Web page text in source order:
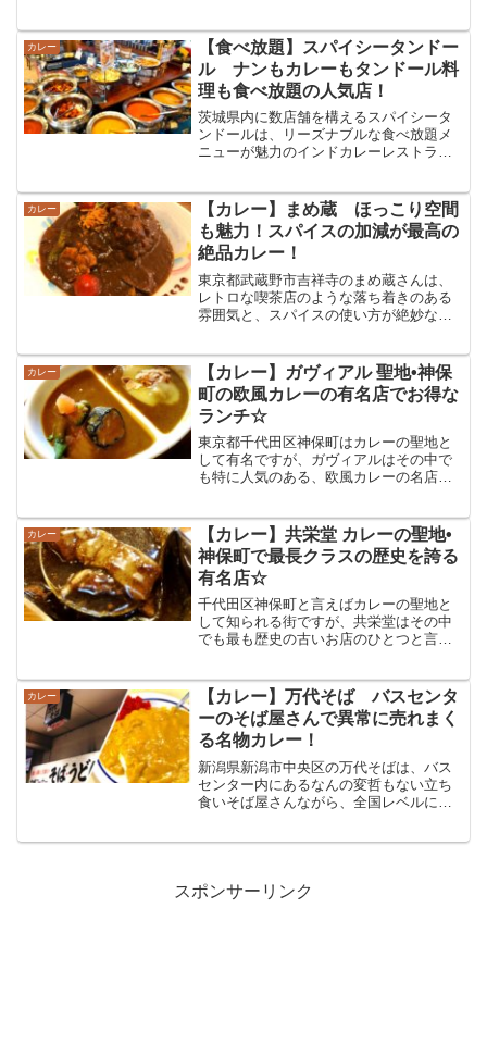
デカ盛りまで頂けるという柔軟性も大き
な魅力です！
カレー
【食べ放題】スパイシータンドー
ル ナンもカレーもタンドール料
理も食べ放題の人気店！
茨城県内に数店舗を構えるスパイシータ
ンドールは、リーズナブルな食べ放題メ
ニューが魅力のインドカレーレストラン
るタンドール料理も食べ放題で、大満足
の内容となっています☆
カレー
【カレー】まめ蔵 ほっこり空間
も魅力！スパイスの加減が最高の
絶品カレー！
東京都武蔵野市吉祥寺のまめ蔵さんは、
レトロな喫茶店のような落ち着きのある
雰囲気と、スパイスの使い方が絶妙な極
も奥深いカレーの味わいに魅了されます
☆
カレー
【カレー】ガヴィアル 聖地•神保
町の欧風カレーの有名店でお得な
ランチ☆
東京都千代田区神保町はカレーの聖地と
して有名ですが、ガヴィアルはその中で
も特に人気のある、欧風カレーの名店で
頂けるランチは特にオススメです！
カレー
【カレー】共栄堂 カレーの聖地•
神保町で最長クラスの歴史を誇る
有名店☆
千代田区神保町と言えばカレーの聖地と
して知られる街ですが、共栄堂はその中
でも最も歴史の古いお店のひとつと言わ
は心に染み入るような感動がありまし
た！
カレー
【カレー】万代そば バスセンタ
ーのそば屋さんで異常に売れまく
る名物カレー！
新潟県新潟市中央区の万代そばは、バス
センター内にあるなんの変哲もない立ち
食いそば屋さんながら、全国レベルにそ
スポンサーリンク